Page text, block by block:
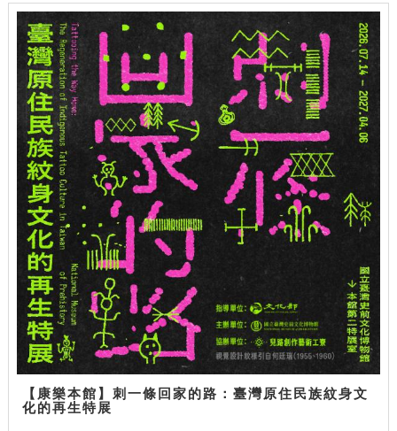
【康樂本館】刺一條回家的路：臺灣原住民族紋身文
化的再生特展